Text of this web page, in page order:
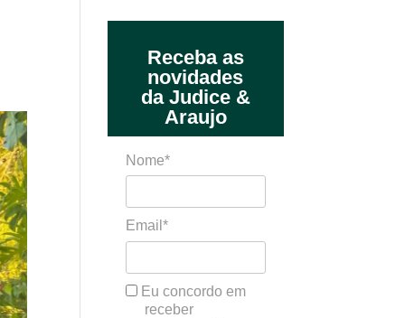
Receba as
novidades
da Judice &
Araujo
Nome*
Email*
Eu concordo em
receber